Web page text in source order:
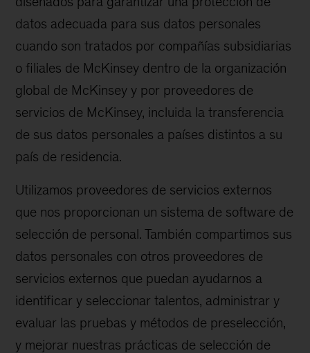
datos adecuada para sus datos personales
cuando son tratados por compañías subsidiarias
o filiales de McKinsey dentro de la organización
global de McKinsey y por proveedores de
servicios de McKinsey, incluida la transferencia
de sus datos personales a países distintos a su
país de residencia.
Utilizamos proveedores de servicios externos
que nos proporcionan un sistema de software de
selección de personal. También compartimos sus
datos personales con otros proveedores de
servicios externos que puedan ayudarnos a
identificar y seleccionar talentos, administrar y
evaluar las pruebas y métodos de preselección,
y mejorar nuestras prácticas de selección de